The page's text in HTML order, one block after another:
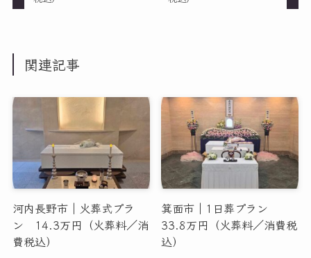
関連記事
河内長野市｜火葬式プラ
ン 14.3万円（火葬料／消
費税込）
箕面市｜1日葬プラン
33.8万円（火葬料／消費税
込）